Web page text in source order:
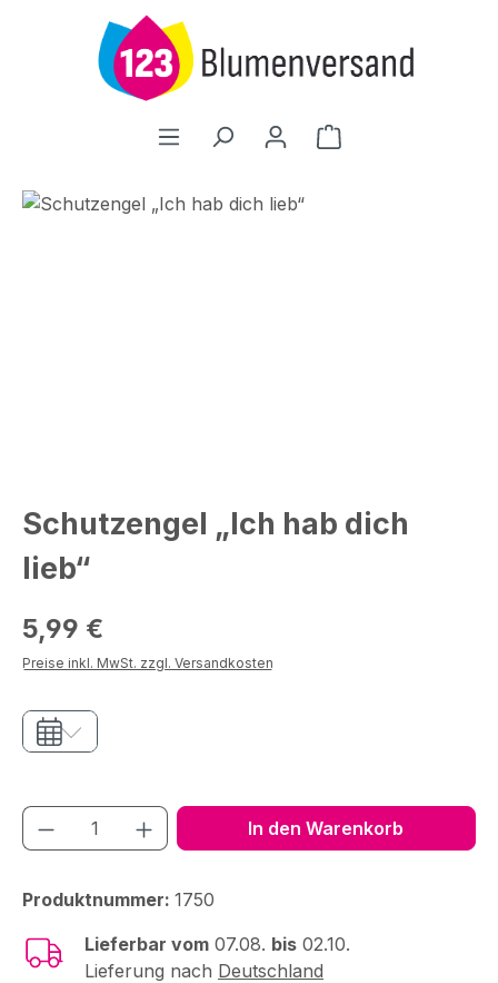
Zum Hauptinhalt springen
Warenkorb
Bildergalerie überspringen
Schutzengel „Ich hab dich
lieb“
Regulärer Preis:
5,99 €
Preise inkl. MwSt. zzgl. Versandkosten
Produkt Anzahl: Gib den gewünschten
In den Warenkorb
Produktnummer: 1750
Lieferbar vom 07.08. bis 02.10.
Lieferung nach Deutschland